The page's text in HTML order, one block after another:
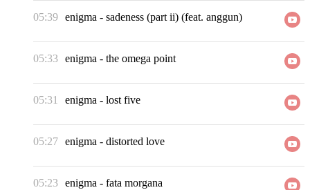
05:39 enigma - sadeness (part ii) (feat. anggun)
05:33 enigma - the omega point
05:31 enigma - lost five
05:27 enigma - distorted love
05:23 enigma - fata morgana